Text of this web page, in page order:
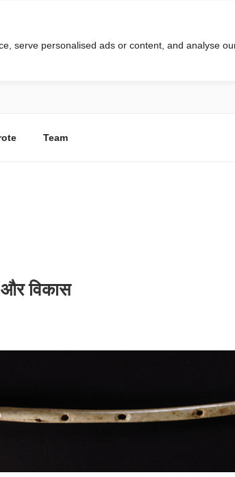
serve personalised ads or content, and analyse
Team
विकास